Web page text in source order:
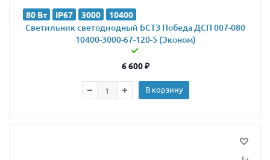
80 Вт IP67 3000 10400
Светильник светодиодный БСТЗ Победа ДСП 007-080
10400-3000-67-120-5 (Эконом)
6 600₽
В корзину